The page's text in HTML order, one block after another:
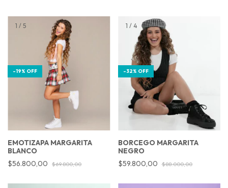
1 / 5
-19% OFF
EMOTIZAPA MARGARITA
BLANCO
$56.800,00
$69.800,00
1 / 4
-32% OFF
BORCEGO MARGARITA
NEGRO
$59.800,00
$88.000,00